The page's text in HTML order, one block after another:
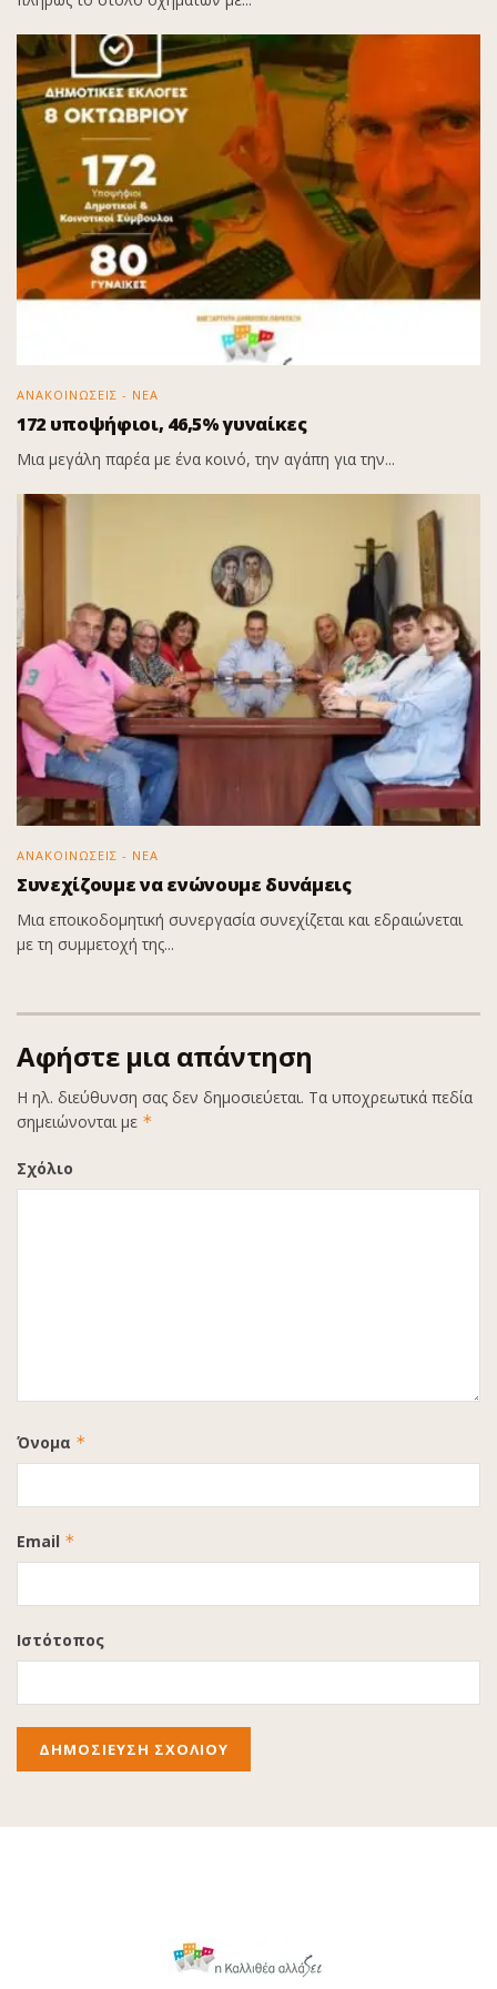
ΑΝΑΚΟΙΝΩΣΕΙΣ - ΝΕΑ
172 υποψήφιοι, 46,5% γυναίκες
Μια μεγάλη παρέα με ένα κοινό, την αγάπη για την...
ΑΝΑΚΟΙΝΩΣΕΙΣ - ΝΕΑ
Συνεχίζουμε να ενώνουμε δυνάμεις
Μια εποικοδομητική συνεργασία συνεχίζεται και εδραιώνεται
με τη συμμετοχή της...
Αφήστε μια απάντηση
Η ηλ. διεύθυνση σας δεν δημοσιεύεται. Τα υποχρεωτικά πεδία
σημειώνονται με *
Σχόλιο
Όνομα *
Email *
Ιστότοπος